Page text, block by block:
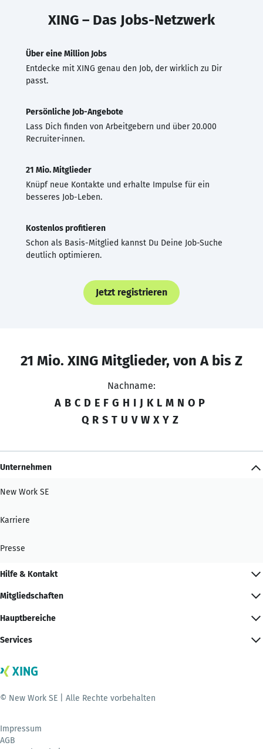
XING – Das Jobs-Netzwerk
Über eine Million Jobs
Entdecke mit XING genau den Job, der wirklich zu Dir
passt.
Persönliche Job-Angebote
Lass Dich finden von Arbeitgebern und über 20.000
Recruiter·innen.
21 Mio. Mitglieder
Knüpf neue Kontakte und erhalte Impulse für ein
besseres Job-Leben.
Kostenlos profitieren
Schon als Basis-Mitglied kannst Du Deine Job-Suche
deutlich optimieren.
Jetzt registrieren
21 Mio. XING Mitglieder, von A bis Z
Nachname:
A B C D E F G H I J K L M N O P
Q R S T U V W X Y Z
Unternehmen
New Work SE
Karriere
Presse
Hilfe & Kontakt
Mitgliedschaften
Hauptbereiche
Services
© New Work SE | Alle Rechte vorbehalten
Impressum
AGB